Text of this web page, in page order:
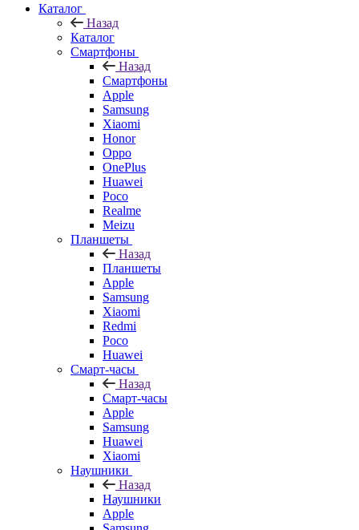
Каталог
Назад
Каталог
Смартфоны
Назад
Смартфоны
Apple
Samsung
Xiaomi
Honor
Oppo
OnePlus
Huawei
Poco
Realme
Meizu
Планшеты
Назад
Планшеты
Apple
Samsung
Xiaomi
Redmi
Poco
Huawei
Смарт-часы
Назад
Смарт-часы
Apple
Samsung
Huawei
Xiaomi
Наушники
Назад
Наушники
Apple